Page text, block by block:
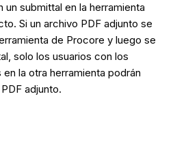
un submittal en la herramienta
Si un archivo PDF adjunto se
de Procore y luego se
solo los usuarios con los
la otra herramienta podrán
adjunto.